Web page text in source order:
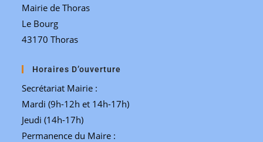
Mairie de Thoras
Le Bourg
43170 Thoras
Horaires D’ouverture
Secrétariat Mairie :
Mardi (9h-12h et 14h-17h)
Jeudi (14h-17h)
Permanence du Maire :